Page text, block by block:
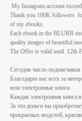
My Instagram account
Thank you 100K followers
of my ebooks.
Each ebook in the BLURB
quality images of beautiful
The Offer is valid until 12th
Сегодня число
Благодарю вас всех за
мои электронные книги.
Каждая электронная книга
За эти деньги вы
прекрасных моделей,